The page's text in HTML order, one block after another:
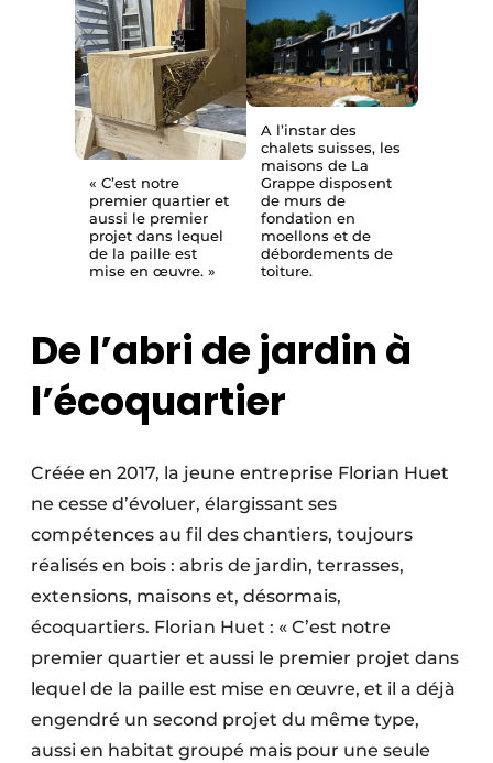
« C’est notre
premier quartier et
aussi le premier
projet dans lequel
de la paille est
mise en œuvre. »
A l’instar des
chalets suisses, les
maisons de La
Grappe disposent
de murs de
fondation en
moellons et de
débordements de
toiture.
De l’abri de jardin à
l’écoquartier
Créée en 2017, la jeune entreprise Florian Huet
ne cesse d’évoluer, élargissant ses
compétences au fil des chantiers, toujours
réalisés en bois : abris de jardin, terrasses,
extensions, maisons et, désormais,
écoquartiers. Florian Huet : « C’est notre
premier quartier et aussi le premier projet dans
lequel de la paille est mise en œuvre, et il a déjà
engendré un second projet du même type,
aussi en habitat groupé mais pour une seule